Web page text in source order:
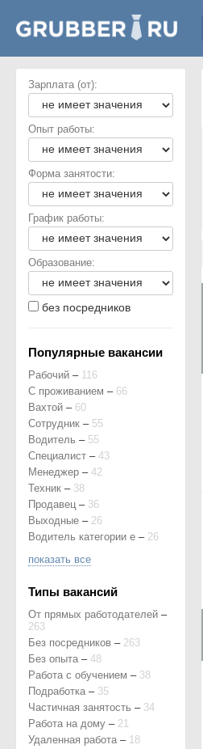
Зарплата (от):
Опыт работы:
Форма занятости:
График работы:
Образование:
без посредников
Популярные вакансии
Рабочий – 116
С проживанием – 66
Вахтой – 60
Сотрудник – 55
Водитель – 55
Специалист – 43
Менеджер – 42
Техник – 38
Продавец – 36
Выходные – 26
Водитель категории е – 26
показать все
Типы вакансий
От прямых работодателей –
263
Без посредников – 263
Без опыта – 48
Работа с обучением – 38
Подработка – 35
Частичная занятость – 34
Работа на дому – 21
Удаленная работа – 18